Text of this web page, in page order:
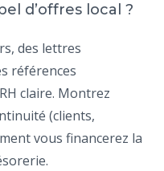
d’offres local ?
des lettres
références
claire. Montrez
(clients,
vous financerez la